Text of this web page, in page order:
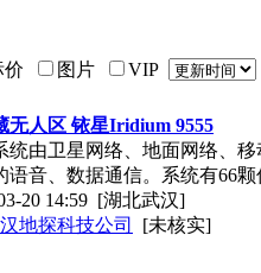
价 图片 VIP
无人区 铱星Iridium 9555
统由卫星网络、地面网络、
语音、数据通信。系统有66
20 14:59 [湖北武汉]
地探科技公司
[未核实]